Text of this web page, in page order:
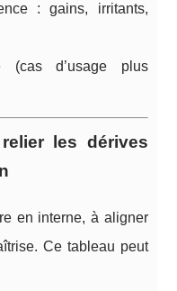
: gains, irritants,
(cas d’usage plus
les dérives
en interne, à aligner
Ce tableau peut